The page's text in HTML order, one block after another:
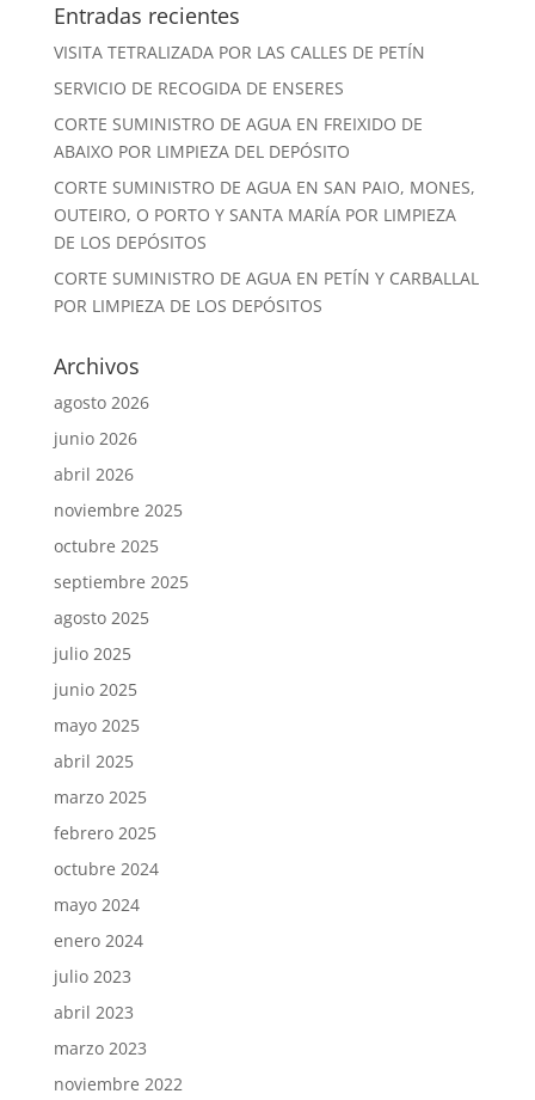
Entradas recientes
VISITA TETRALIZADA POR LAS CALLES DE PETÍN
SERVICIO DE RECOGIDA DE ENSERES
CORTE SUMINISTRO DE AGUA EN FREIXIDO DE
ABAIXO POR LIMPIEZA DEL DEPÓSITO
CORTE SUMINISTRO DE AGUA EN SAN PAIO, MONES,
OUTEIRO, O PORTO Y SANTA MARÍA POR LIMPIEZA
DE LOS DEPÓSITOS
CORTE SUMINISTRO DE AGUA EN PETÍN Y CARBALLAL
POR LIMPIEZA DE LOS DEPÓSITOS
Archivos
agosto 2026
junio 2026
abril 2026
noviembre 2025
octubre 2025
septiembre 2025
agosto 2025
julio 2025
junio 2025
mayo 2025
abril 2025
marzo 2025
febrero 2025
octubre 2024
mayo 2024
enero 2024
julio 2023
abril 2023
marzo 2023
noviembre 2022